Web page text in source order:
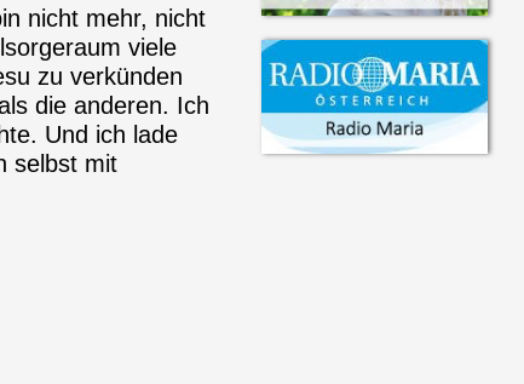
nicht mehr, nicht
viele
zu verkünden
die anderen. Ich
Und ich lade
selbst mit